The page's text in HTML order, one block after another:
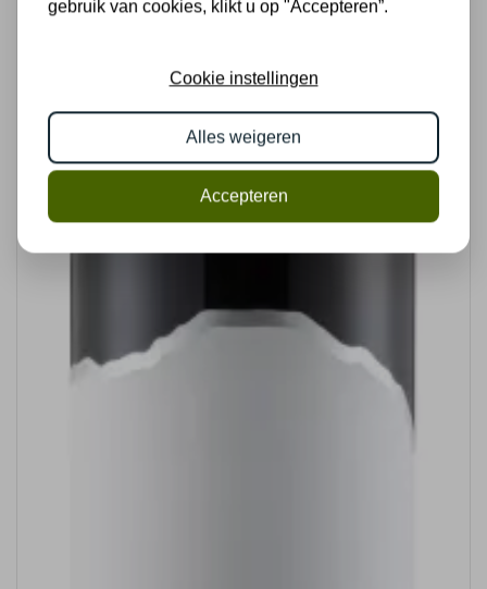
gebruik van cookies, klikt u op "Accepteren”.
Cookie instellingen
Alles weigeren
Accepteren